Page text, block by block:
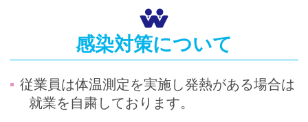
感染対策について
従業員は体温測定を実施し発熱がある場合は
就業を自粛しております。